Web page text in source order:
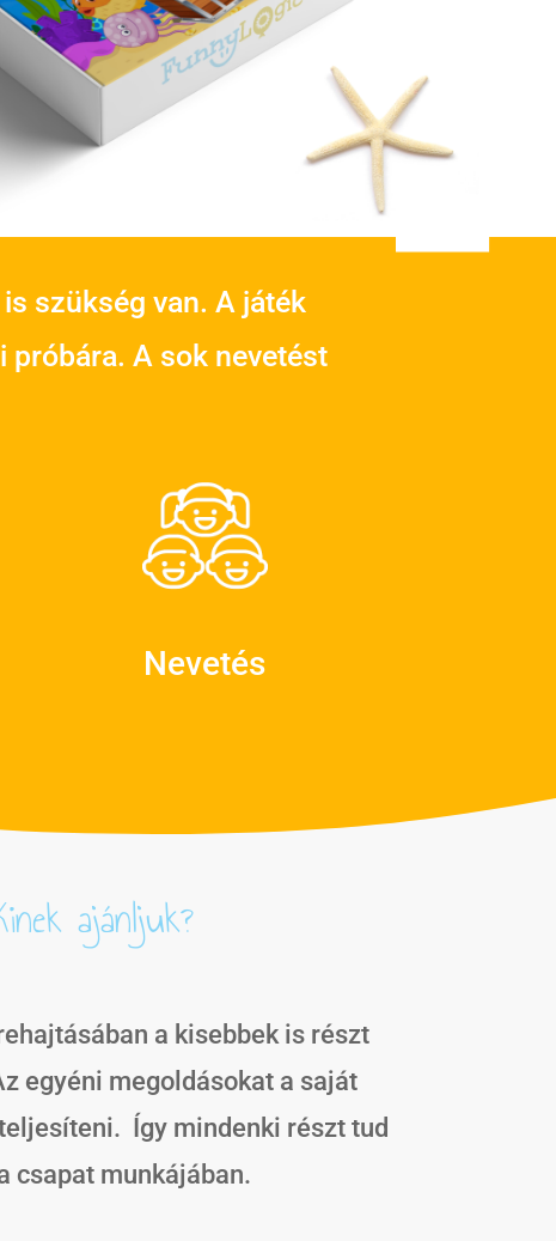
szükség van. A játék
A sok nevetést
Nevetés
ajánljuk?
a kisebbek is részt
egyéni megoldásokat a saját
Így mindenki részt tud
csapat munkájában.